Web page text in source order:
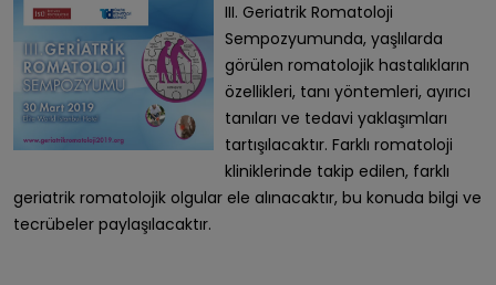
III. Geriatrik Romatoloji
Sempozyumunda, yaşlılarda
görülen romatolojik hastalıkların
özellikleri, tanı yöntemleri, ayırıcı
tanıları ve tedavi yaklaşımları
tartışılacaktır. Farklı romatoloji
kliniklerinde takip edilen, farklı
geriatrik romatolojik olgular ele alınacaktır, bu konuda bilgi ve
tecrübeler paylaşılacaktır.